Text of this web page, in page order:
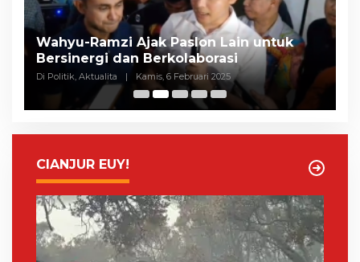
Selisih Suara Tipis, MK Tolak Gugatan
Herman-Ibang, KPU Segera Tetapkan
Wahyu-Ramzi
Di Politik, Aktualita | Rabu, 5 Februari 2025
CIANJUR EUY!